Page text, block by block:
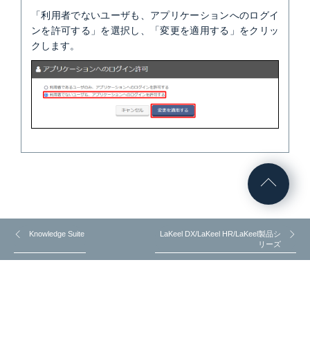
「利用者でないユーザも、アプリケーションへのログイ
ンを許可する」を選択し、「変更を適用する」をクリッ
クします。
Knowledge Suite
LaKeel DX/LaKeel HR/LaKeel製品シ
リーズ